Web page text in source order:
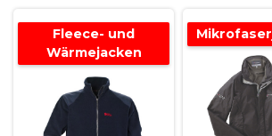
Fleece- und
Wärmejacken